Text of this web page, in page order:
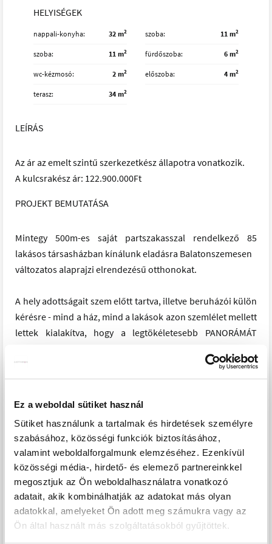
Ez a weboldal sütiket használ
Sütiket használunk a tartalmak és hirdetések személyre
szabásához, közösségi funkciók biztosításához,
valamint weboldalforgalmunk elemzéséhez. Ezenkívül
közösségi média-, hirdető- és elemező partnereinkkel
megosztjuk az Ön weboldalhasználatra vonatkozó
adatait, akik kombinálhatják az adatokat más olyan
adatokkal, amelyeket Ön adott meg számukra vagy az
Ön által használt más szolgáltatásokból gyűjtöttek.
HELYISÉGEK
nappali-konyha 32 m2 szoba 11 m2
szoba 11 m2 fürdőszoba 6 m2
wc-kézmosó 2 m2 előszoba 4 m2
terasz 34 m2
LEÍRÁS
Az ár az emelt szintű szerkezetkész állapotra vonatkozik.
A kulcsrakész ár: 122.900.000Ft
PROJEKT BEMUTATÁSA
Mintegy 500m-es saját partszakasszal rendelkező 85
lakásos társasházban kínálunk eladásra Balatonszemesen
változatos alaprajzi elrendezésű otthonokat.
A hely adottságait szem előtt tartva, illetve beruházói külön
kérésre - mind a ház, mind a lakások azon szemlélet mellett
lettek kialakítva, hogy a legtökéletesebb PANORÁMÁT
számunkra a hétköznapok békéjét, és a hétvégék
varázslatát is egyszerre.
A hely szelleme, és az infrastruktúra kiépítettsége kiváló.
A hajó és jacht kikötőtől, külön sétányon - séta távolságra.
mindegyik lakásnál egyedi Panasonic hőszivattyús hűtés
fűtés, fan coillal (nem kell közösködni senkivel)
fszt-i és I.emeleti teraszok fedettek, a II.emeleten pergolás
fedés lesz kiépítve, III emeleten nem fedett a terasz
fszt-i lakásokhoz saját kert!